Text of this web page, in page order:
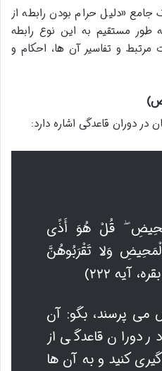
جامع «دلیل حرام بودن رابطه از
مستقیم به این نوع رابطه
مرتبط و تفاسیر آن ها، احکام و
در دوران قاعدگی اشاره دارد:
قُلْ هُوَ أَذًی
وَلا تَقْرَبُوهُنَّ
آیه ۲۲۲)
می پرسند، بگو: آن
قاعدگی از
کنید و به آن ها